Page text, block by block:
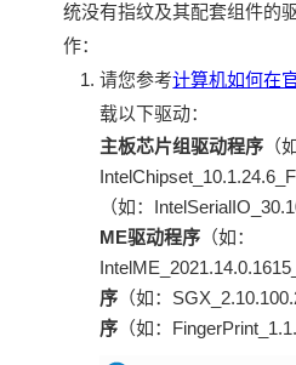
统没有指纹及其配套组件的
作：
请您参考计算机如何在
载以下驱动：
主板芯片组驱动程序 （
（如：
ME驱动程序 （如：
序 （如：
序 （如：